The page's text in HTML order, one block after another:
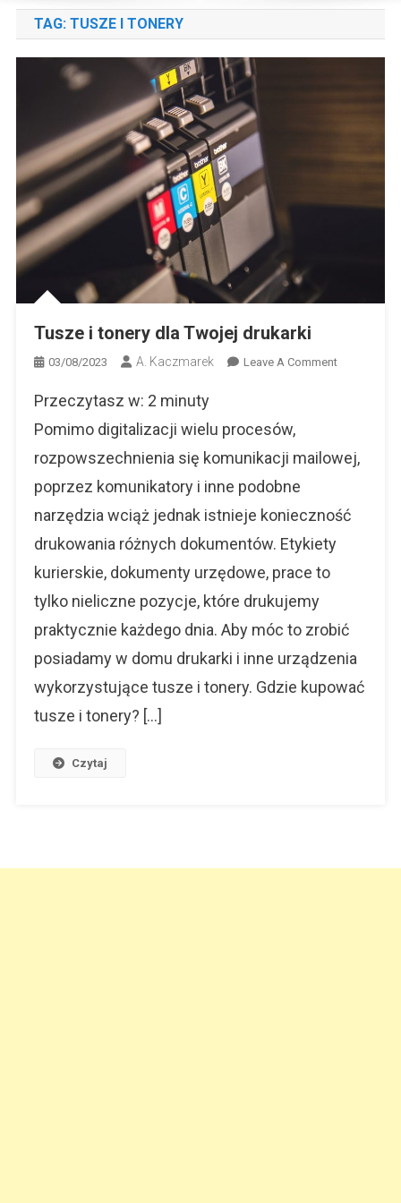
TAG: TUSZE I TONERY
Tusze i tonery dla Twojej drukarki
03/08/2023 A. Kaczmarek Leave A CommentOn
Twojej
Przeczytasz w: 2 minuty
Pomimo digitalizacji wielu procesów,
rozpowszechnienia się komunikacji mailowej,
poprzez komunikatory i inne podobne
narzędzia wciąż jednak istnieje konieczność
drukowania różnych dokumentów. Etykiety
kurierskie, dokumenty urzędowe, prace to
tylko nieliczne pozycje, które drukujemy
praktycznie każdego dnia. Aby móc to zrobić
posiadamy w domu drukarki i inne urządzenia
wykorzystujące tusze i tonery. Gdzie kupować
tusze i tonery? […]
Czytaj